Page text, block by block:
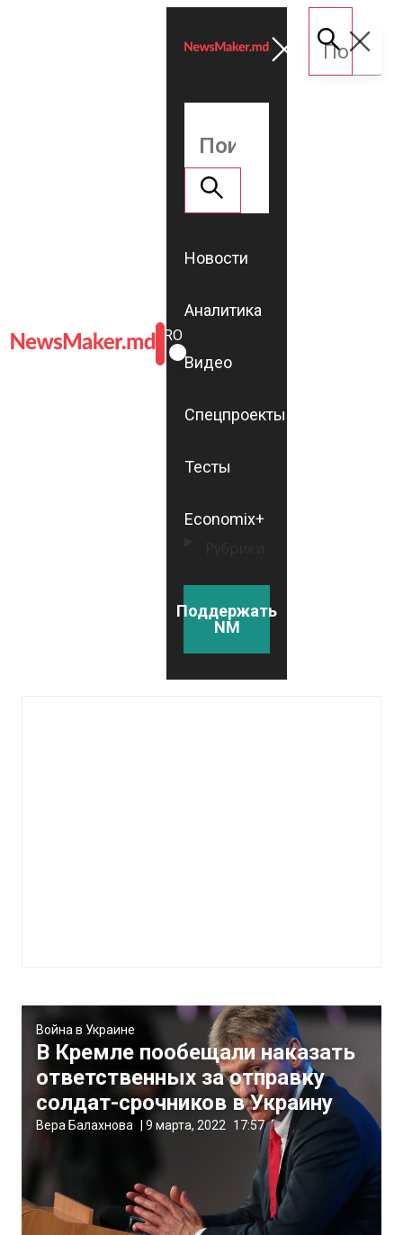
ROMÂNĂ
RU
Новости
Аналитика
Видео
Спецпроекты
Тесты
Economix+
Поддержать
NM
Война в Украине
В Кремле пообещали наказать
ответственных за отправку
солдат-срочников в Украину
Вера Балахнова 9 марта, 2022 17:57